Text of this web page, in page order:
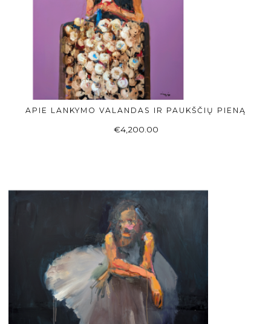
Į KREPŠELĮ
APIE LANKYMO VALANDAS IR PAUKŠČIŲ PIENĄ
€4,200.00